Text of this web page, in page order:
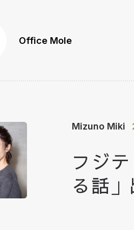
Office Mole
Mizuno Miki
フジ
る話